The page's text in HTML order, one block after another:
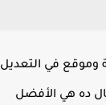
في التعديل
ده هي الأفضل